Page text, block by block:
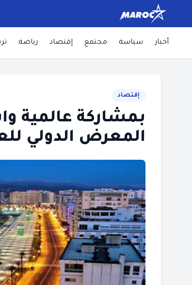
أخبار سياسة مجتمع إقتصاد رياضة
إقتصاد
بمشاركة عالمية
المعرض الدولي